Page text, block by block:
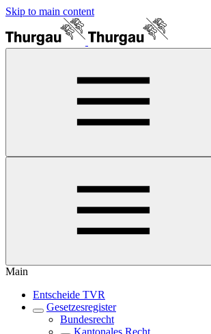
Skip to main content
Main
Entscheide TVR
Gesetzesregister
Bundesrecht
Kantonales Recht